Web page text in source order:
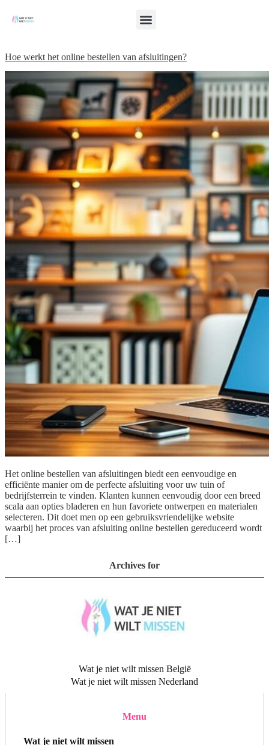
Hoe werkt het online bestellen van afsluitingen?
Het online bestellen van afsluitingen biedt een eenvoudige en
efficiënte manier om de perfecte afsluiting voor uw tuin of
bedrijfsterrein te vinden. Klanten kunnen eenvoudig door een breed
scala aan opties bladeren en hun favoriete ontwerpen en materialen
selecteren. Dit doet men op een gebruiksvriendelijke website
waarbij het proces van afsluiting online bestellen gereduceerd wordt
[…]
Archives for
Wat je niet wilt missen België
Wat je niet wilt missen Nederland
Menu
Wat je niet wilt missen